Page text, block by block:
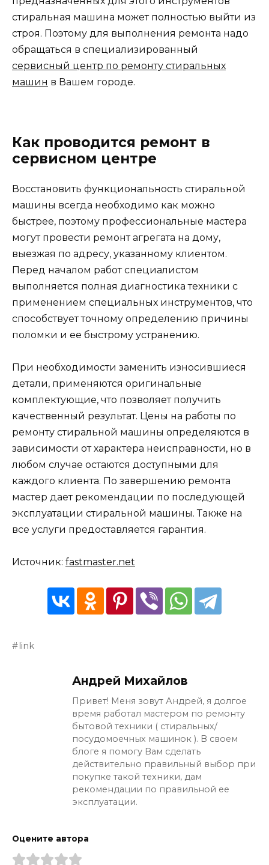
стиральная машина может полностью выйти из
строя. Поэтому для выполнения ремонта надо
обращаться в специализированный
сервисный центр по ремонту стиральных
машин в Вашем городе.
Как проводится ремонт в
сервисном центре
Восстановить функциональность стиральной
машины всегда необходимо как можно
быстрее, поэтому профессиональные мастера
могут провести ремонт агрегата на дому,
выезжая по адресу, указанному клиентом.
Перед началом работ специалистом
выполняется полная диагностика техники с
применением специальных инструментов, что
способствует точному определению причины
поломки и ее быстрому устранению.
При необходимости заменить износившиеся
детали, применяются оригинальные
комплектующие, что позволяет получить
качественный результат. Цены на работы по
ремонту стиральной машины определяются в
зависимости от характера неисправности, но в
любом случае остаются доступными для
каждого клиента. По завершению ремонта
мастер дает рекомендации по последующей
эксплуатации стиральной машины. Также на
все услуги предоставляется гарантия.
Источник: fastmaster.net
link
Андрей Михайлов
Привет! Меня зовут Андрей, я долгое
время работал мастером по ремонту
бытовой техники ( стиральных/
посудомоечных машинок ). В своем
блоге я помогу Вам сделать
действительно правильный выбор при
покупке такой техники, дам
рекомендации по правильной ее
эксплуатации.
Оцените автора